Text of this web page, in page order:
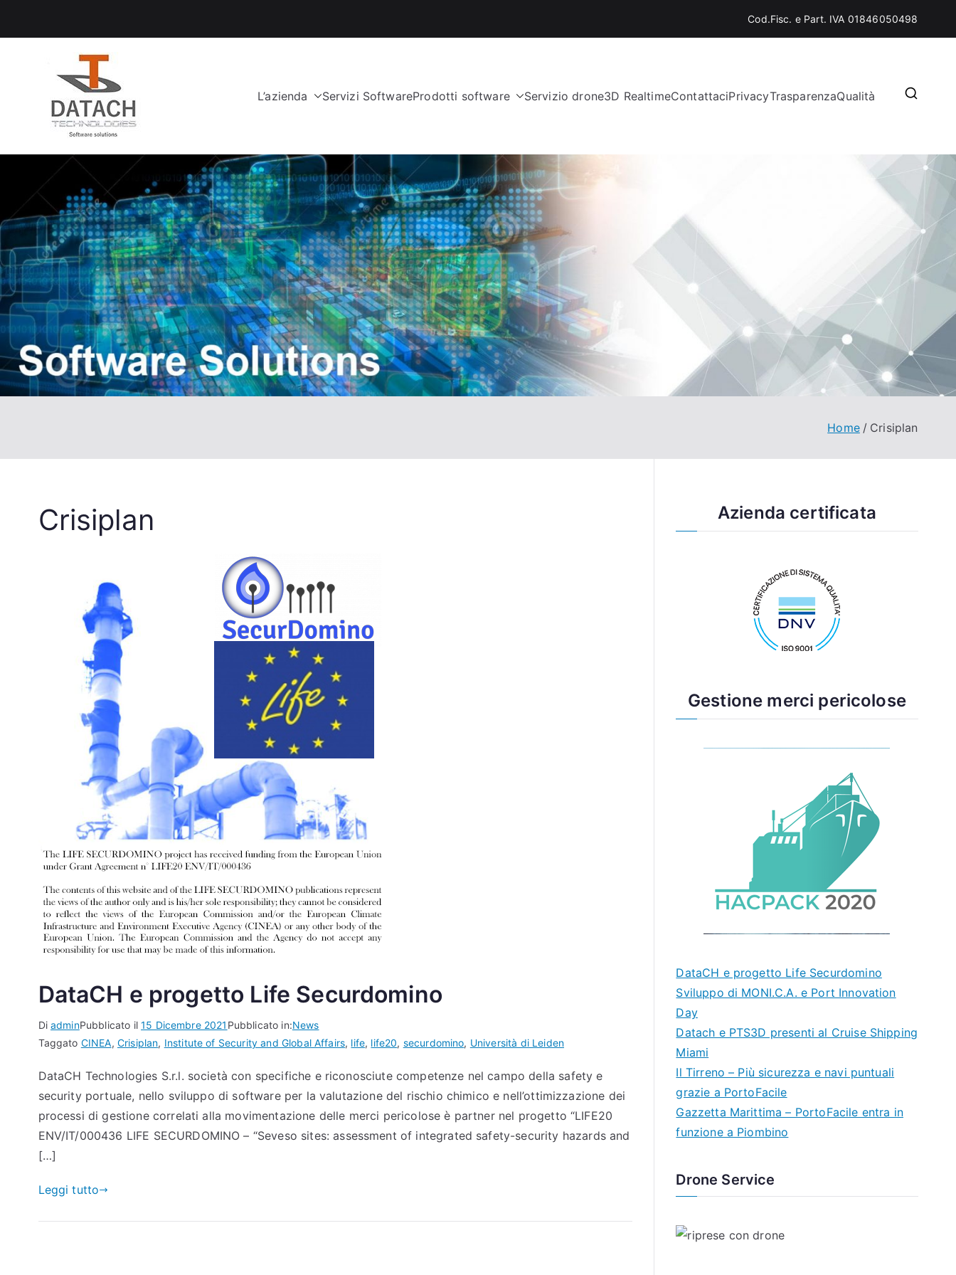
Cod.Fisc. e Part. IVA 01846050498
L’azienda Servizi SoftwareProdotti software Servizio drone3D RealtimeContattaciPrivacyTrasparenzaQualità
Home Crisiplan
Crisiplan
DataCH e progetto Life Securdomino
Di adminPubblicato il15 Dicembre 2021 Pubblicato in:News
Taggato CINEA, Crisiplan, Institute of Security and Global Affairs, life, life20, securdomino, Università di Leiden
DataCH Technologies S.r.l. società con specifiche e riconosciute competenze nel campo della safety e
security portuale, nello sviluppo di software per la valutazione del rischio chimico e nell’ottimizzazione dei
processi di gestione correlati alla movimentazione delle merci pericolose è partner nel progetto “LIFE20
ENV/IT/000436 LIFE SECURDOMINO – “Seveso sites: assessment of integrated safety-security hazards and
[…]
Leggi tutto
Azienda certificata
Gestione merci pericolose
DataCH e progetto Life Securdomino
Sviluppo di MONI.C.A. e Port Innovation
Day
Datach e PTS3D presenti al Cruise Shipping
Miami
Il Tirreno – Più sicurezza e navi puntuali
grazie a PortoFacile
Gazzetta Marittima – PortoFacile entra in
funzione a Piombino
Drone Service